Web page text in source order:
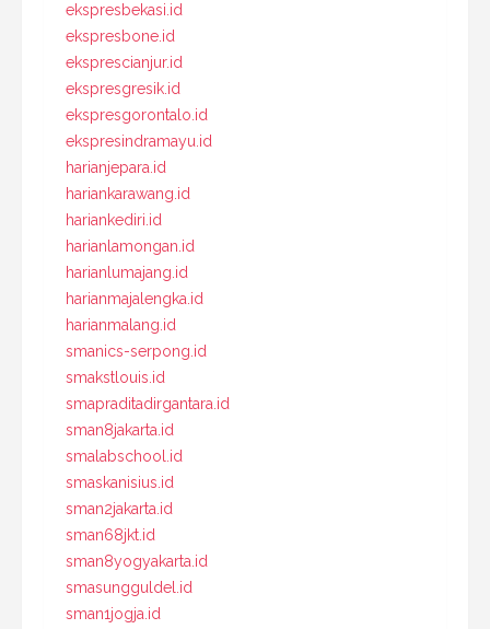
ekspresbekasi.id
ekspresbone.id
eksprescianjur.id
ekspresgresik.id
ekspresgorontalo.id
ekspresindramayu.id
harianjepara.id
hariankarawang.id
hariankediri.id
harianlamongan.id
harianlumajang.id
harianmajalengka.id
harianmalang.id
smanics-serpong.id
smakstlouis.id
smapraditadirgantara.id
sman8jakarta.id
smalabschool.id
smaskanisius.id
sman2jakarta.id
sman68jkt.id
sman8yogyakarta.id
smasungguldel.id
sman1jogja.id